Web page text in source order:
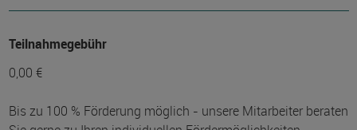
Teilnahmegebühr
0,00 €
Bis zu 100 % Förderung möglich - unsere Mitarbeiter beraten